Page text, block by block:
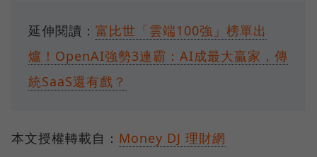
延伸閱讀： 富比世「雲端100強」榜單出
爐！OpenAI強勢3連霸：AI成最大贏家，傳
統SaaS還有戲？
本文授權轉載自： Money DJ 理財網